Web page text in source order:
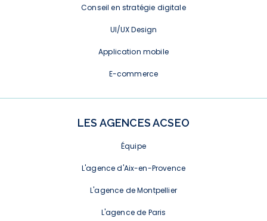
Conseil en stratégie digitale
UI/UX Design
Application mobile
E-commerce
LES AGENCES ACSEO
Équipe
L'agence d'Aix-en-Provence
L'agence de Montpellier
L'agence de Paris